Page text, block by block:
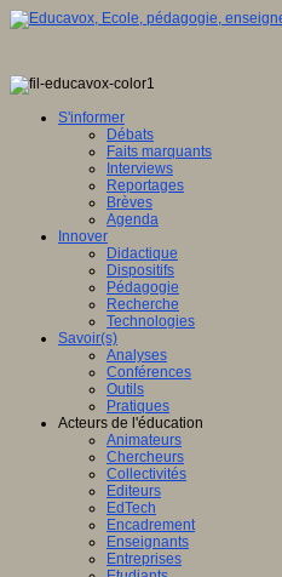
S'informer
Débats
Faits marquants
Interviews
Reportages
Brèves
Agenda
Innover
Didactique
Dispositifs
Pédagogie
Recherche
Technologies
Savoir(s)
Analyses
Conférences
Outils
Pratiques
Acteurs de l'éducation
Animateurs
Chercheurs
Collectivités
Editeurs
EdTech
Encadrement
Enseignants
Entreprises